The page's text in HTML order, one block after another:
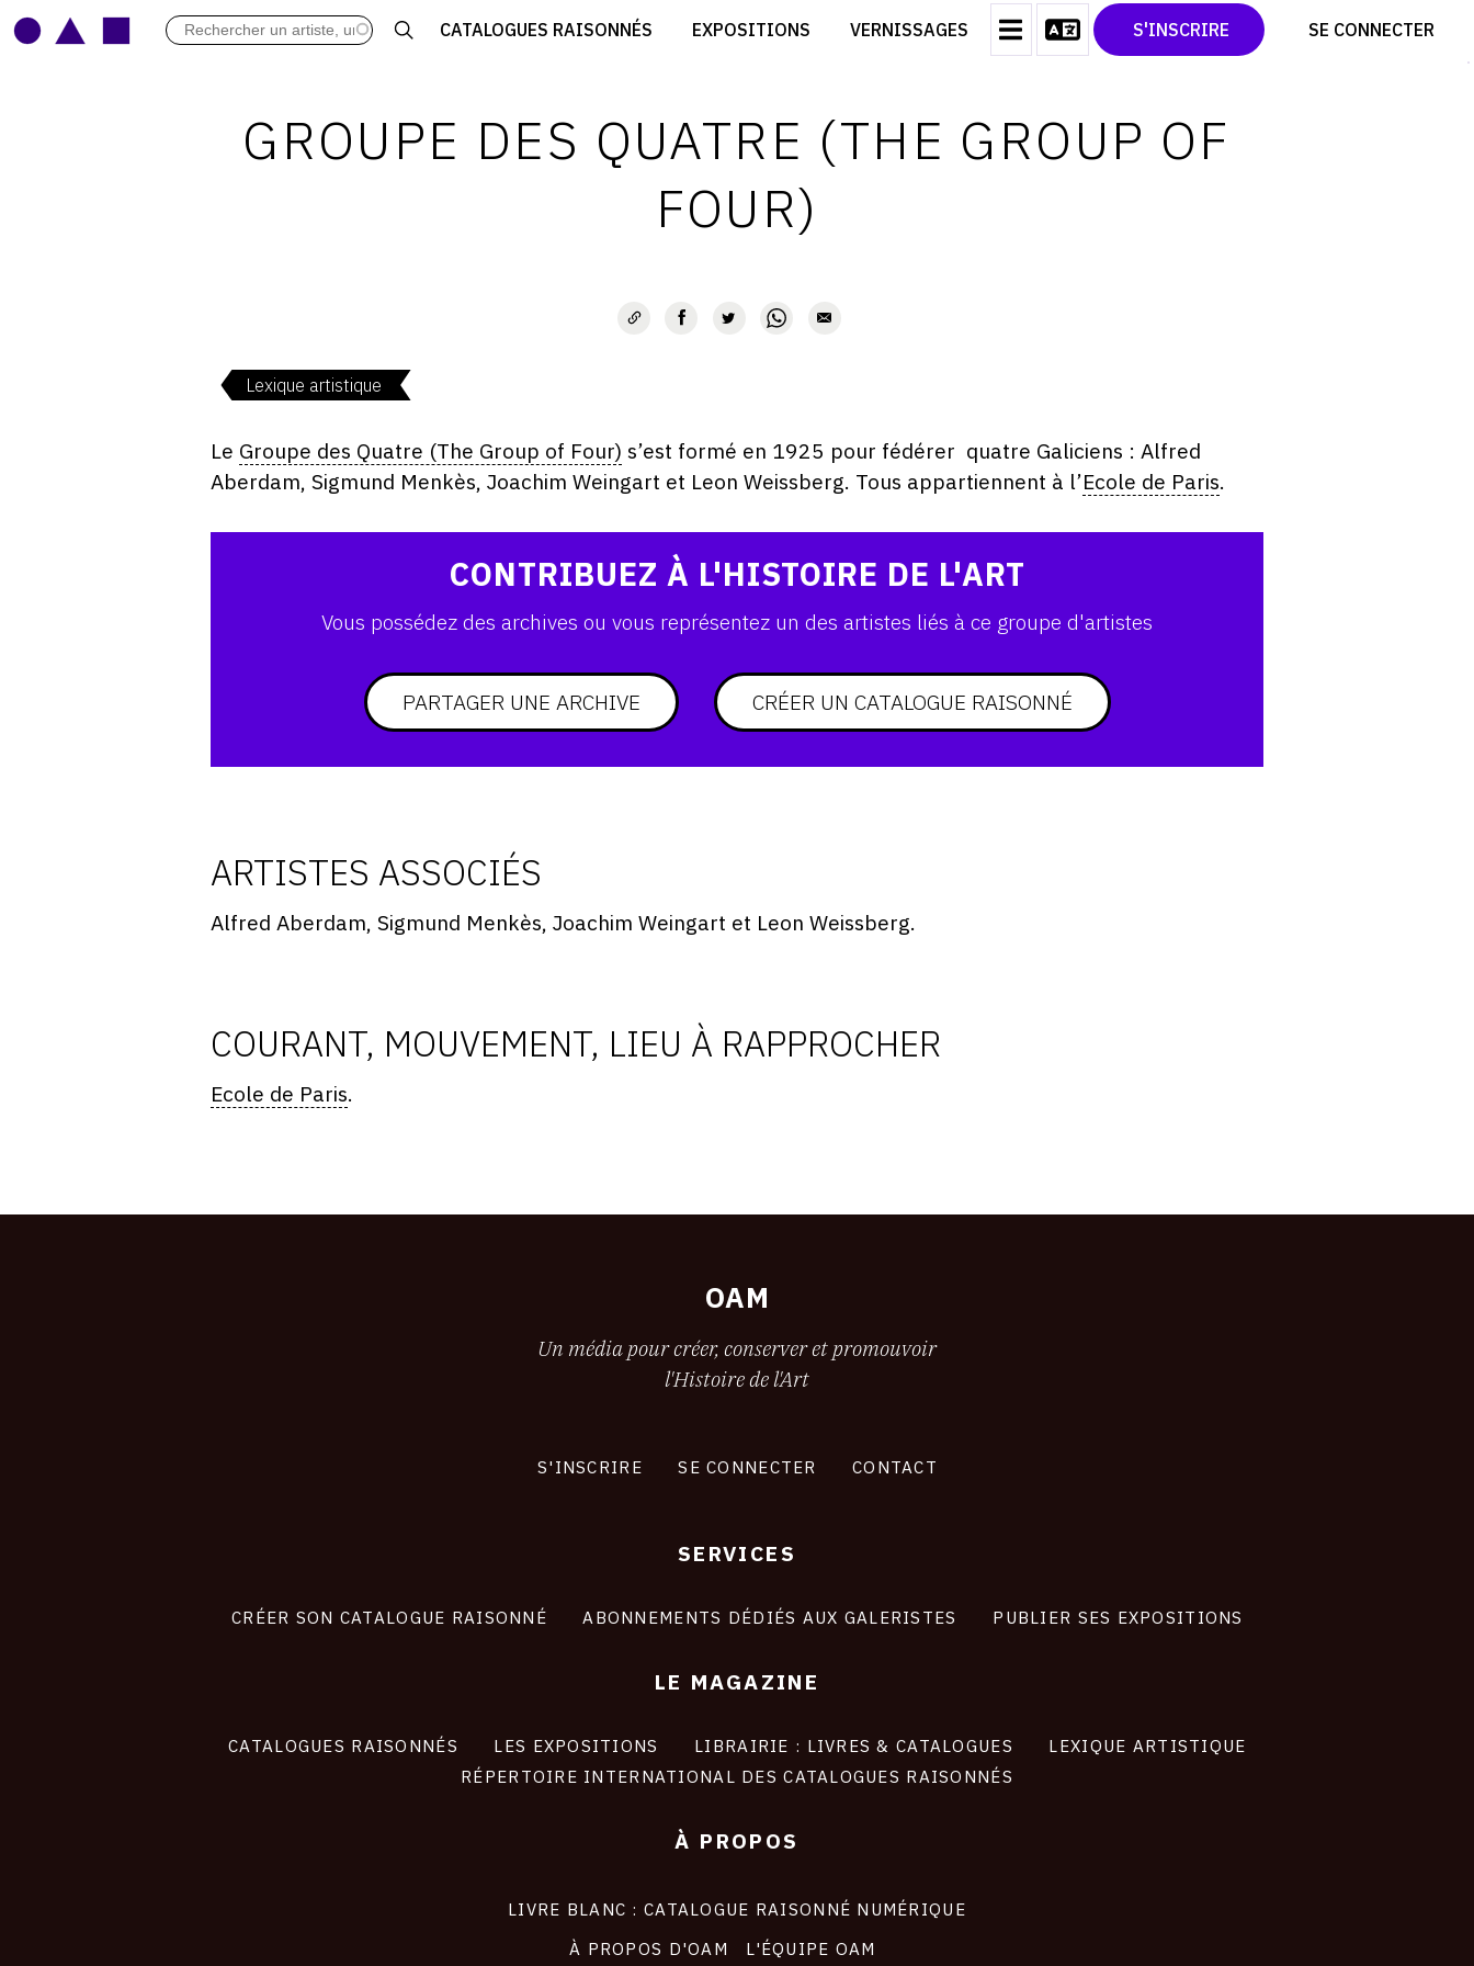
CATALOGUES RAISONNÉS EXPOSITIONS VERNISSAGES S'INSCRIRE SE CONNECTER
ARCHIVES DES EXPOSITIONS
LEXIQUE ARTISTIQUE
CRÉER SON CATALOGUE D'EXPO
CONTACT
CGU
TWITTER
PINTEREST
GROUPE DES QUATRE (THE GROUP OF
FOUR)
Lexique artistique
Le Groupe des Quatre (The Group of Four) s’est formé en 1925 pour fédérer quatre Galiciens : Alfred
Aberdam, Sigmund Menkès, Joachim Weingart et Leon Weissberg. Tous appartiennent à l’Ecole de Paris.
CONTRIBUEZ À L'HISTOIRE DE L'ART
Vous possédez des archives ou vous représentez un des artistes liés à ce groupe d'artistes
PARTAGER UNE ARCHIVE CRÉER UN CATALOGUE RAISONNÉ
ARTISTES ASSOCIÉS
Alfred Aberdam, Sigmund Menkès, Joachim Weingart et Leon Weissberg.
COURANT, MOUVEMENT, LIEU À RAPPROCHER
Ecole de Paris.
OAM
Un média pour créer, conserver et promouvoir
l'Histoire de l'Art
S'INSCRIRE SE CONNECTER CONTACT
SERVICES
CRÉER SON CATALOGUE RAISONNÉ ABONNEMENTS DÉDIÉS AUX GALERISTES PUBLIER SES EXPOSITIONS
LE MAGAZINE
CATALOGUES RAISONNÉS LES EXPOSITIONS LIBRAIRIE : LIVRES & CATALOGUES
LEXIQUE ARTISTIQUE
RÉPERTOIRE INTERNATIONAL DES CATALOGUES RAISONNÉS
À PROPOS
LIVRE BLANC : CATALOGUE RAISONNÉ NUMÉRIQUE
À PROPOS D'OAM
L'ÉQUIPE OAM